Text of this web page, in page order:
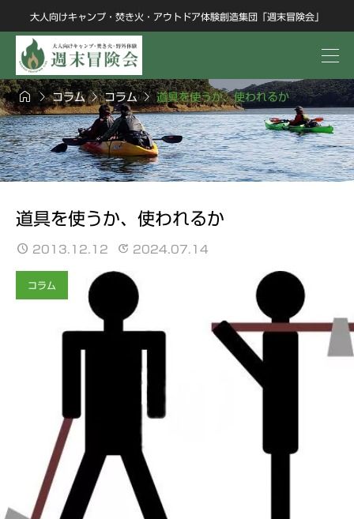
大人向けキャンプ・焚き火・アウトドア体験創造集団「週末冒険会」
コラムコラム道具を使うか、使われるか
道具を使うか、使われるか
2013.12.12 2024.07.14
コラム